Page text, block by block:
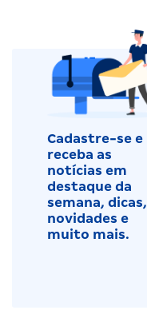
Cadastre-se e
receba as
notícias em
destaque da
semana, dicas,
novidades e
muito mais.